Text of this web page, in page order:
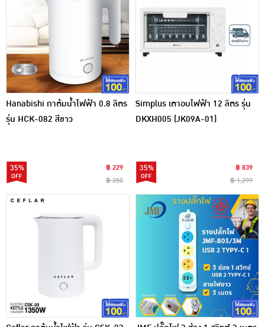
Hanabishi กาต้มน้ำไฟฟ้า 0.8 ลิตร
รุ่น HCK-082 สีขาว
35%
฿ 229
฿ 350
Simplus เตาอบไฟฟ้า 12 ลิตร รุ่น
DKXH005 (JK09A-01)
35%
฿ 839
฿ 1,299